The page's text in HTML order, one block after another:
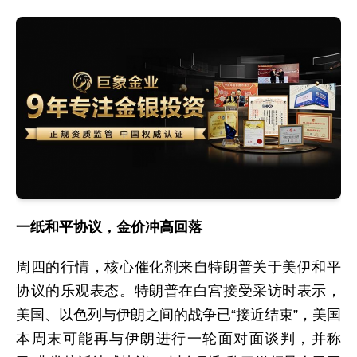
一纸和平协议，金价冲高回落
周四的行情，核心催化剂来自特朗普关于美伊和平
协议的乐观表态。特朗普在白宫接受采访时表示，
美国、以色列与伊朗之间的战争已“接近结束”，美国
本周末可能再与伊朗进行一轮面对面谈判，并称